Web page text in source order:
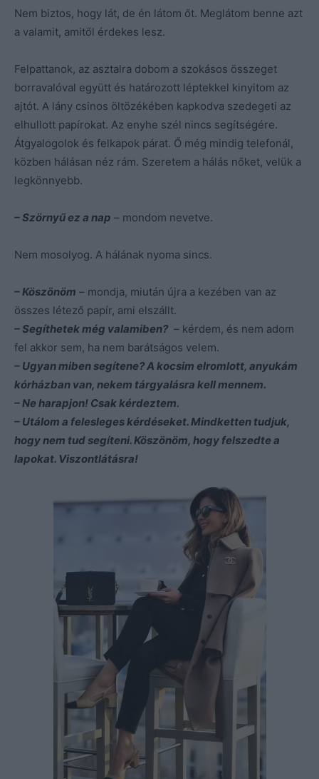
Nem biztos, hogy lát, de én látom őt. Meglátom benne azt
a valamit, amitől érdekes lesz.
Felpattanok, az asztalra dobom a szokásos összeget
borravalóval együtt és határozott léptekkel kinyitom az
ajtót. A lány csinos öltözékében kapkodva szedegeti az
elhullott papírokat. Az enyhe szél nincs segítségére.
Átgyalogolok és felkapok párat. Ő még mindig telefonál,
közben hálásan néz rám. Szeretem a hálás nőket, velük a
legkönnyebb.
– Szörnyű ez a nap – mondom nevetve.
Nem mosolyog. A hálának nyoma sincs.
– Köszönöm – mondja, miután újra a kezében van az
összes létező papír, ami elszállt.
– Segíthetek még valamiben? – kérdem, és nem adom
fel akkor sem, ha nem barátságos velem.
– Ugyan miben segítene? A kocsim elromlott, anyukám
kórházban van, nekem tárgyalásra kell mennem.
– Ne harapjon! Csak kérdeztem.
– Utálom a felesleges kérdéseket. Mindketten tudjuk,
hogy nem tud segíteni. Köszönöm, hogy felszedte a
lapokat. Viszontlátásra!